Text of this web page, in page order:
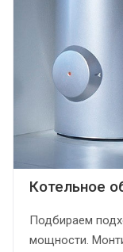
Котельное
Подбираем
мощности.